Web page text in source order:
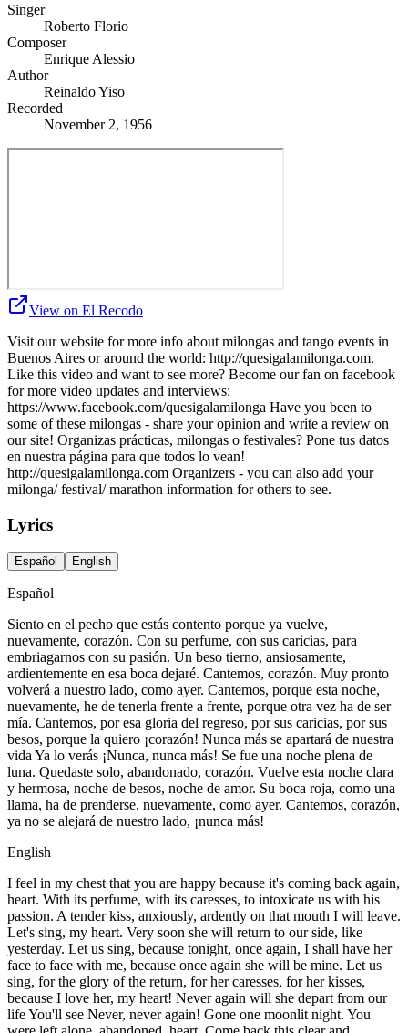
Singer
Roberto Florio
Composer
Enrique Alessio
Author
Reinaldo Yiso
Recorded
November 2, 1956
View on El Recodo
Visit our website for more info about milongas and tango events in
Buenos Aires or around the world: http://quesigalamilonga.com.
Like this video and want to see more? Become our fan on facebook
for more video updates and interviews:
https://www.facebook.com/quesigalamilonga Have you been to
some of these milongas - share your opinion and write a review on
our site! Organizas prácticas, milongas o festivales? Pone tus datos
en nuestra página para que todos lo vean!
http://quesigalamilonga.com Organizers - you can also add your
milonga/ festival/ marathon information for others to see.
Lyrics
Español English
Español
Siento en el pecho que estás contento porque ya vuelve,
nuevamente, corazón. Con su perfume, con sus caricias, para
embriagarnos con su pasión. Un beso tierno, ansiosamente,
ardientemente en esa boca dejaré. Cantemos, corazón. Muy pronto
volverá a nuestro lado, como ayer. Cantemos, porque esta noche,
nuevamente, he de tenerla frente a frente, porque otra vez ha de ser
mía. Cantemos, por esa gloria del regreso, por sus caricias, por sus
besos, porque la quiero ¡corazón! Nunca más se apartará de nuestra
vida Ya lo verás ¡Nunca, nunca más! Se fue una noche plena de
luna. Quedaste solo, abandonado, corazón. Vuelve esta noche clara
y hermosa, noche de besos, noche de amor. Su boca roja, como una
llama, ha de prenderse, nuevamente, como ayer. Cantemos, corazón,
ya no se alejará de nuestro lado, ¡nunca más!
English
I feel in my chest that you are happy because it's coming back again,
heart. With its perfume, with its caresses, to intoxicate us with his
passion. A tender kiss, anxiously, ardently on that mouth I will leave.
Let's sing, my heart. Very soon she will return to our side, like
yesterday. Let us sing, because tonight, once again, I shall have her
face to face with me, because once again she will be mine. Let us
sing, for the glory of the return, for her caresses, for her kisses,
because I love her, my heart! Never again will she depart from our
life You'll see Never, never again! Gone one moonlit night. You